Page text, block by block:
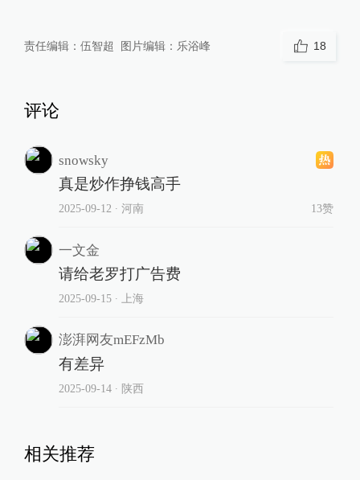
责任编辑： 伍智超 图片编辑： 乐浴峰 18
评论
snowsky
真是炒作挣钱高手
2025-09-12 ∙ 河南 13赞
一文金
请给老罗打广告费
2025-09-15∙ 上海
澎湃网友mEFzMb
有差异
2025-09-14∙ 陕西
相关推荐